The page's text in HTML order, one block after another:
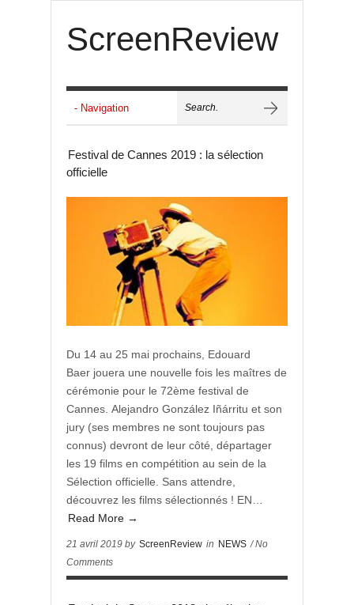
ScreenReview
Festival de Cannes 2019 : la sélection
officielle
Du 14 au 25 mai prochains, Edouard
Baer jouera une nouvelle fois les maîtres de
cérémonie pour le 72ème festival de
Cannes. Alejandro González Iñárritu et son
jury (ses membres ne sont toujours pas
connus) devront de leur côté, départager
les 19 films en compétition au sein de la
Sélection officielle. Sans attendre,
découvrez les films sélectionnés ! EN…
Read More →
21 avril 2019 by ScreenReview in NEWS / No
Comments